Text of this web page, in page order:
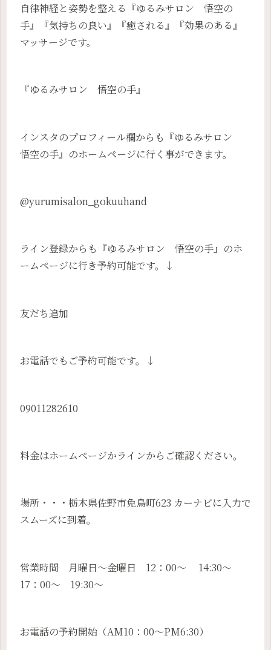
自律神経と姿勢を整える『ゆるみサロン 悟空の
手』『気持ちの良い』『癒される』『効果のある』
マッサージです。
『ゆるみサロン 悟空の手』
インスタのプロフィール欄からも『ゆるみサロン
悟空の手』のホームページに行く事ができます。
@yurumisalon_gokuuhand
ライン登録からも『ゆるみサロン 悟空の手』のホ
ームページに行き予約可能です。↓
友だち追加
お電話でもご予約可能です。↓
09011282610
料金はホームページかラインからご確認ください。
場所・・・栃木県佐野市免鳥町623 カーナビに入力で
スムーズに到着。
営業時間 月曜日～金曜日 12：00～ 14:30～
17：00～ 19:30～
お電話の予約開始（AM10：00～PM6:30）